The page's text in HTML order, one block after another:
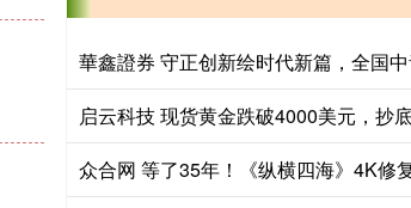
启云科技 现货黄金跌破4000美元，抄